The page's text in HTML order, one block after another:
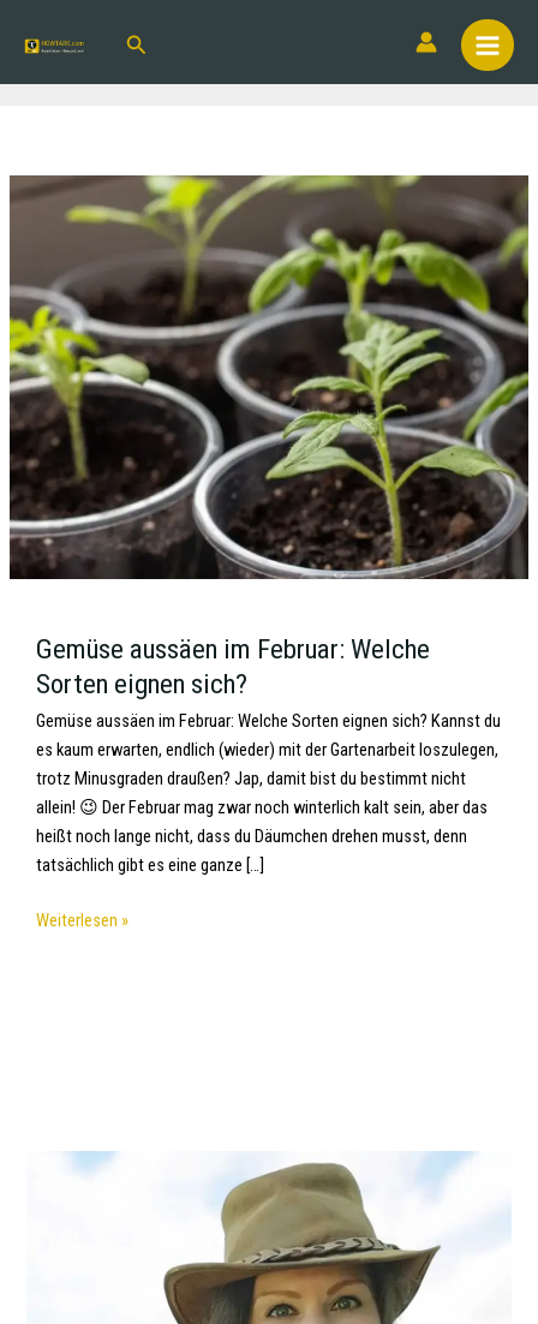
Gemüse aussäen im Februar: Welche
Sorten eignen sich?
Gemüse aussäen im Februar: Welche Sorten eignen sich? Kannst du
es kaum erwarten, endlich (wieder) mit der Gartenarbeit loszulegen,
trotz Minusgraden draußen? Jap, damit bist du bestimmt nicht
allein! 😉 Der Februar mag zwar noch winterlich kalt sein, aber das
heißt noch lange nicht, dass du Däumchen drehen musst, denn
tatsächlich gibt es eine ganze […]
Weiterlesen »